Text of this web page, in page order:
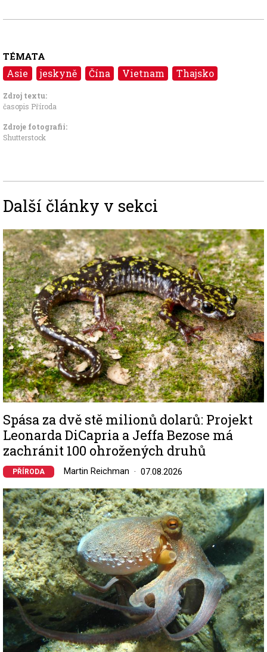
TÉMATA
Asie jeskyně Čína Vietnam Thajsko
Zdroj textu:
časopis Příroda
Zdroje fotografii:
Shutterstock
Další články v sekci
Image
Spása za dvě stě milionů dolarů: Projekt
Leonarda DiCapria a Jeffa Bezose má
zachránit 100 ohrožených druhů
PŘÍRODA Martin Reichman 07.08.2026
Image